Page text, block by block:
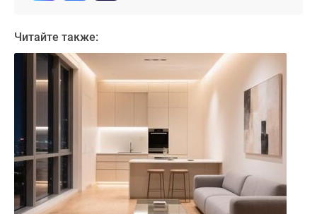
Коттеджные
поселки
ипотеку
центры
Коттеджи
Траншевая
ипотека
Скидки
Читайте также: